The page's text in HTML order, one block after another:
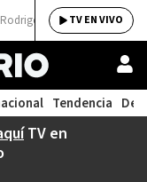
Rodrigo ChavesTV EN VIVO
Tendencia
TV en